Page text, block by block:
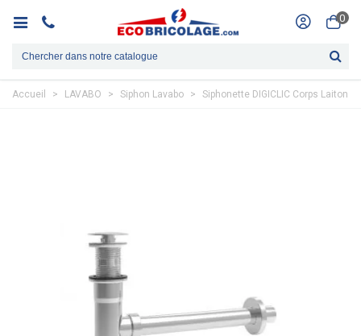
0
Accueil > LAVABO > Siphon Lavabo > Siphonette DIGICLIC Corps Laiton